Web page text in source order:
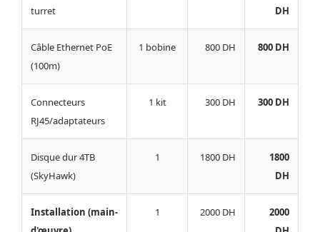
turret
DH
Câble Ethernet PoE
(100m)
1 bobine 800 DH 800 DH
Connecteurs
RJ45/adaptateurs
1 kit 300 DH 300 DH
Disque dur 4TB
(SkyHawk)
1 1800 DH
1800
DH
Installation (main-
1 2000 DH
2000